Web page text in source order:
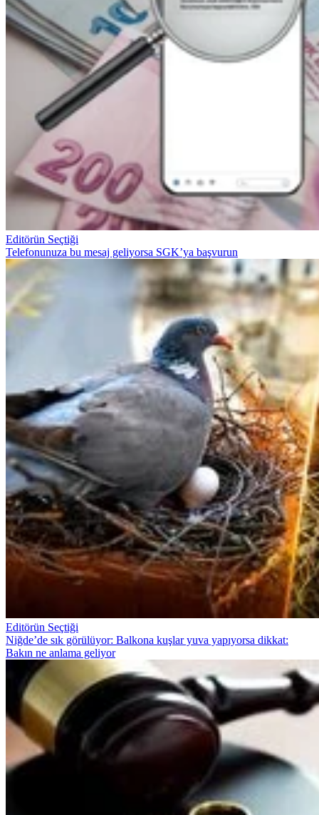
Editörün Seçtiği
Telefonunuza bu mesaj geliyorsa SGK’ya başvurun
Editörün Seçtiği
Niğde’de sık görülüyor: Balkona kuşlar yuva yapıyorsa dikkat:
Bakın ne anlama geliyor